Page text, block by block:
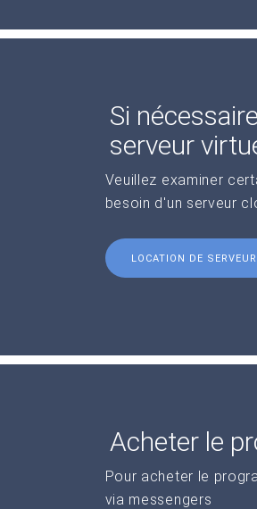
Si
serveur
Veuillez examiner
besoin d'un serveur
LOCATION DE
Acheter le
Pour acheter le
via messengers